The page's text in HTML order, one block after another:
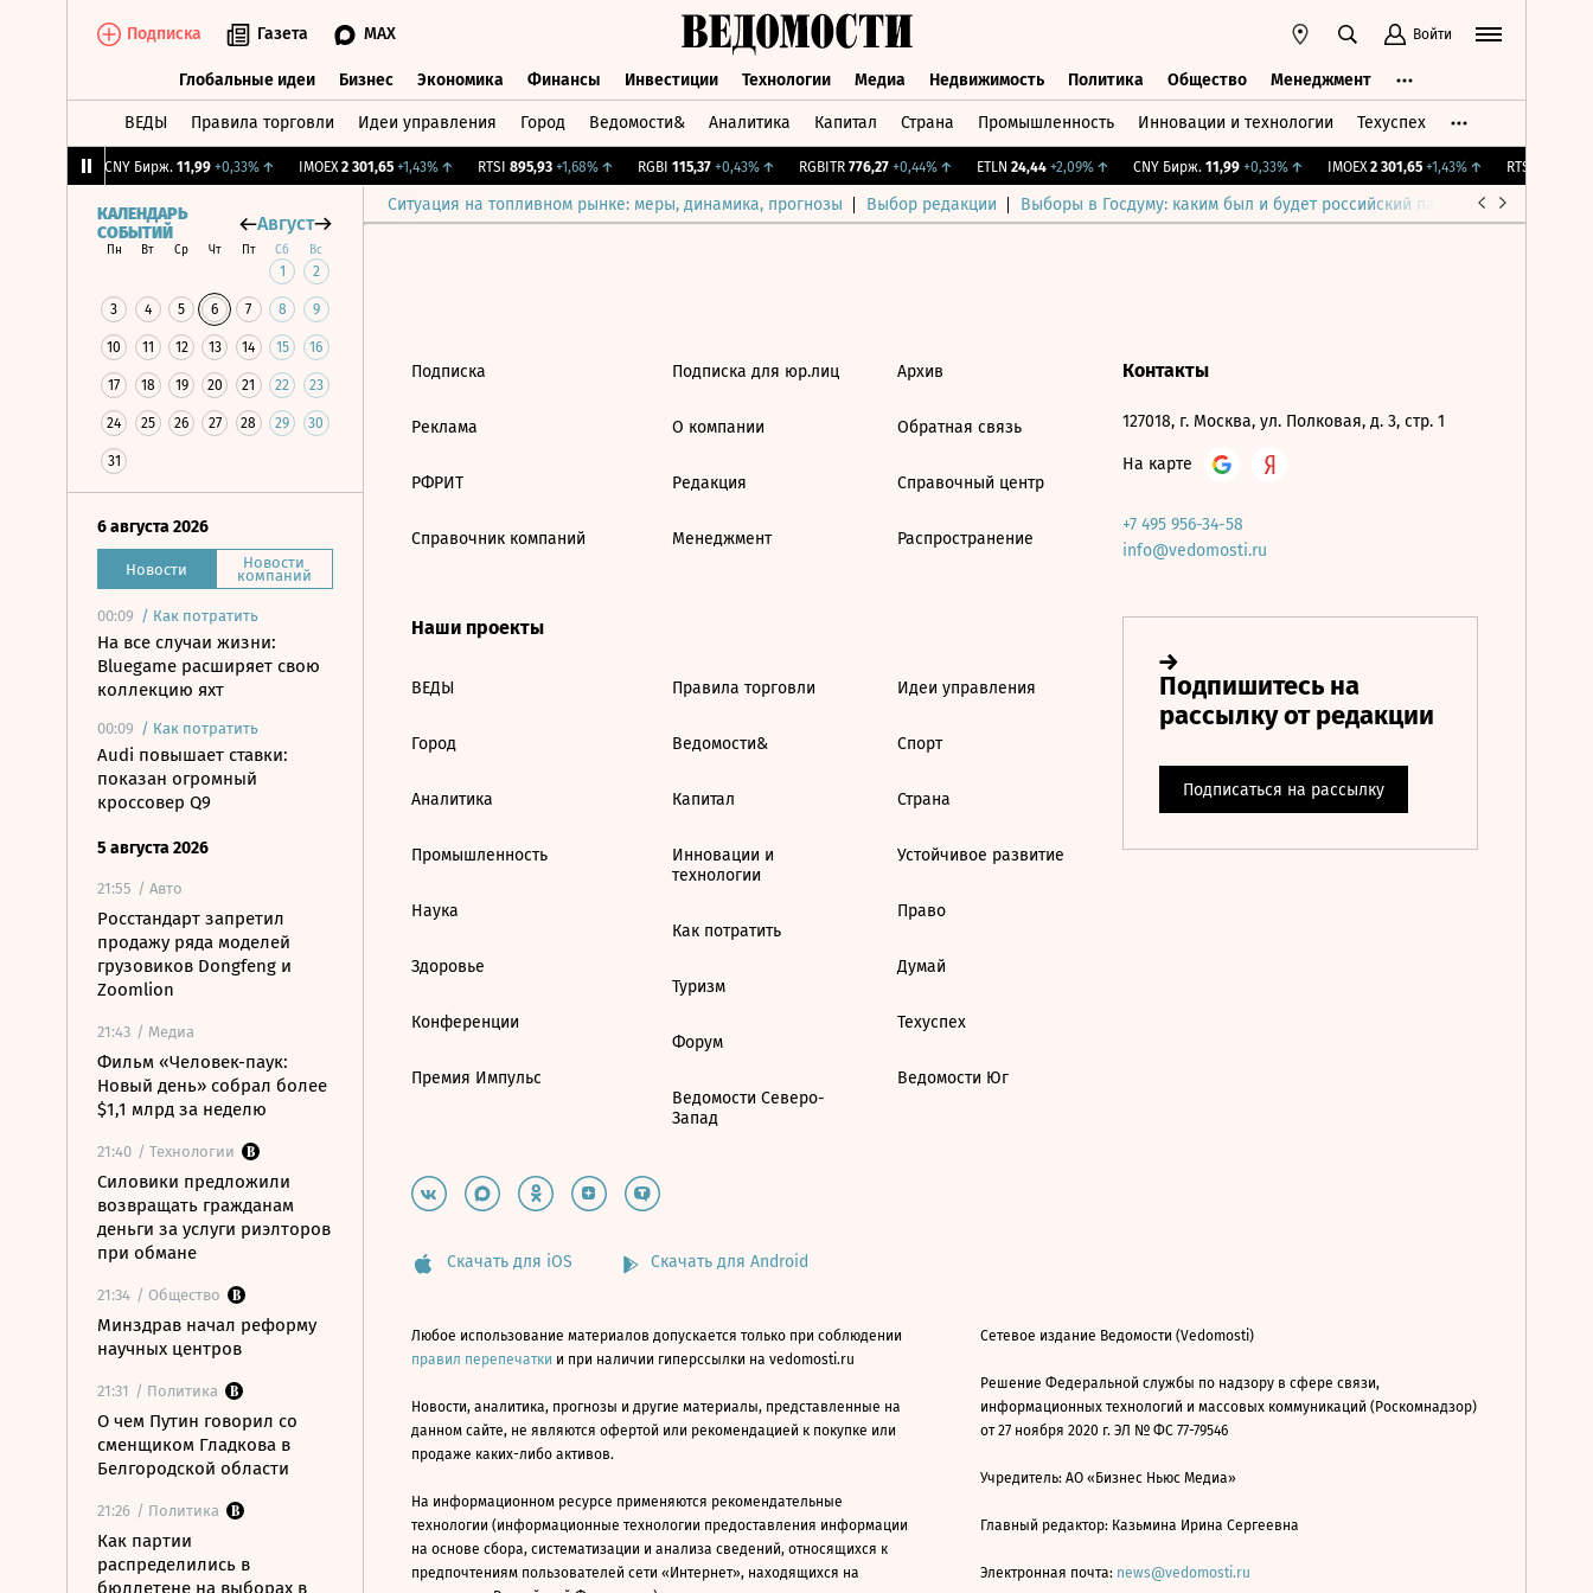
Подписка Газета MAX Войти
Глобальные идеи Бизнес Экономика Финансы Инвестиции Технологии Медиа Недвижимость Политика Общество Менеджмент
ВЕДЫ Правила торговли Идеи управления Город Ведомости& Аналитика Капитал Страна Промышленность Инновации и технологии Техуспех
CNY Бирж. 11,99 +0,33%↑ IMOEX 2 301,65 +1,43%↑ RTSI 895,93 +1,68%↑ RGBI 115,37 +0,43%↑ RGBITR 776,27 +0,44%↑ ETLN 24,44 +2,09%↑ CNY Бирж. 11,99 +0,33%↑ IMOEX 2 301,65 +1,43%↑ RTSI
Ситуация на топливном рынке: меры, динамика, прогнозы Выбор редакции Выборы в Госдуму: каким был и будет российский парламент
КАЛЕНДАРЬ
СОБЫТИЙ
Август
Пн Вт Ср Чт Пт Сб Вс
1 2
3 4 5 6 7 8 9
10 11 12 13 14 15 16
17 18 19 20 21 22 23
24 25 26 27 28 29 30
31
6 августа 2026
Новости Новости
компаний
00:09 / Как потратить
На все случаи жизни:
Bluegame расширяет свою
коллекцию яхт
00:09 / Как потратить
Audi повышает ставки:
показан огромный
кроссовер Q9
5 августа 2026
21:55 / Авто
Росстандарт запретил
продажу ряда моделей
грузовиков Dongfeng и
Zoomlion
21:43 / Медиа
Фильм «Человек-паук:
Новый день» собрал более
$1,1 млрд за неделю
21:40 / Технологии
Силовики предложили
возвращать гражданам
деньги за услуги риэлторов
при обмане
21:34 / Общество
Минздрав начал реформу
научных центров
21:31 / Политика
О чем Путин говорил со
сменщиком Гладкова в
Белгородской области
21:26 / Политика
Как партии
распределились в
бюллетене на выборах в
Подписка
Реклама
РФРИТ
Справочник компаний
Подписка для юр.лиц
О компании
Редакция
Менеджмент
Архив
Обратная связь
Справочный центр
Распространение
Наши проекты
ВЕДЫ
Город
Аналитика
Промышленность
Наука
Здоровье
Конференции
Премия Импульс
Правила торговли
Ведомости&
Капитал
Инновации и
технологии
Как потратить
Туризм
Форум
Ведомости Северо-
Запад
Идеи управления
Спорт
Страна
Устойчивое развитие
Право
Думай
Техуспех
Ведомости Юг
Контакты
127018, г. Москва, ул. Полковая, д. 3, стр. 1
На карте
+7 495 956-34-58
info@vedomosti.ru
Скачать для iOS Скачать для Android
Любое использование материалов допускается только при соблюдении
правил перепечатки и при наличии гиперссылки на vedomosti.ru
Новости, аналитика, прогнозы и другие материалы, представленные на
данном сайте, не являются офертой или рекомендацией к покупке или
продаже каких-либо активов.
На информационном ресурсе применяются рекомендательные
технологии (информационные технологии предоставления информации
на основе сбора, систематизации и анализа сведений, относящихся к
предпочтениям пользователей сети «Интернет», находящихся на
Сетевое издание Ведомости (Vedomosti)
Решение Федеральной службы по надзору в сфере связи,
информационных технологий и массовых коммуникаций (Роскомнадзор)
от 27 ноября 2020 г. ЭЛ № ФС 77-79546
Учредитель: АО «Бизнес Ньюс Медиа»
Главный редактор: Казьмина Ирина Сергеевна
Электронная почта: news@vedomosti.ru